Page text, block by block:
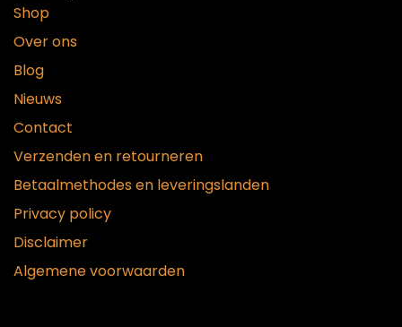
Shop
Over ons
Blog
Nieuws
Contact
Verzenden en retourneren
Betaalmethodes en leveringslanden
Privacy policy
Disclaimer
Algemene voorwaarden